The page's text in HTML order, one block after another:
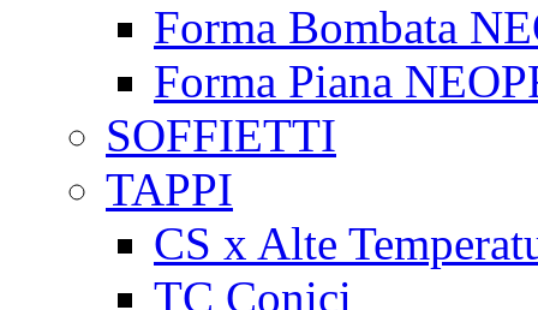
Forma Bombata
Forma Piana
SOFFIETTI
TAPPI
CS x Alte
TC Conici